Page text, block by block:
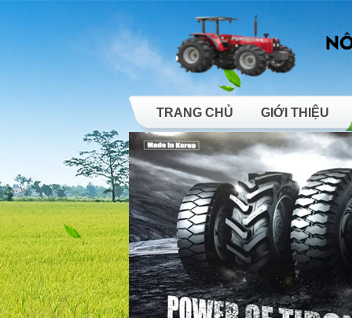
TRANG CHỦ GIỚI THIỆU